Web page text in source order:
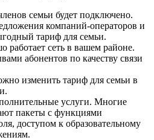
семьи будет подключено.
компаний-операторов и
тариф для семьи.
работает сеть в вашем районе.
абонентов по качеству связи
изменить тариф для семьи в
услуги. Многие
пакеты с функциями
доступом к образовательному